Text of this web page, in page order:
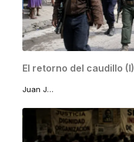
El retorno del caudillo (I)
Juan José Lomelí Sánchez